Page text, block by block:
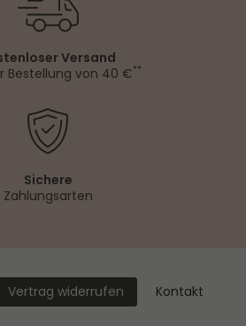
Versand
Bestellung von 40 €**
Sichere
Zahlungsarten
Vertrag widerrufen Kontakt